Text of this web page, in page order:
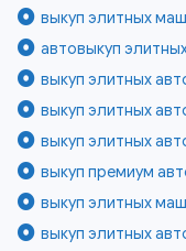
выкуп элитных
автовыкуп
выкуп элитных
выкуп элитных
выкуп элитных
выкуп премиум
выкуп элитных
выкуп элитных